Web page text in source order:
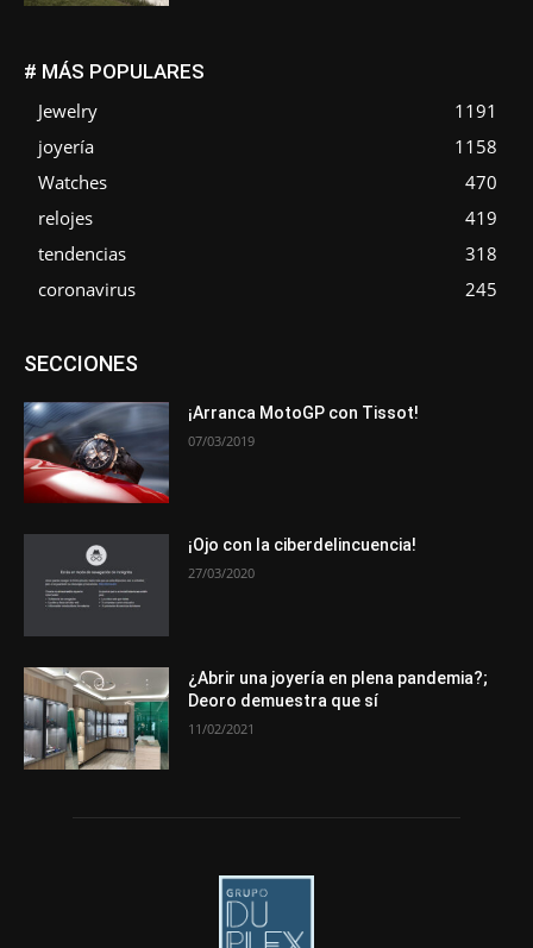
# MÁS POPULARES
Jewelry
1191
joyería
1158
Watches
470
relojes
419
tendencias
318
coronavirus
245
SECCIONESAsociaciones
Novedades
Opiniones Premios Secciones
¡Arranca MotoGP con Tissot!
07/03/2019
¡Ojo con la ciberdelincuencia!
27/03/2020
¿Abrir una joyería en plena pandemia?;
Deoro demuestra que sí
11/02/2021